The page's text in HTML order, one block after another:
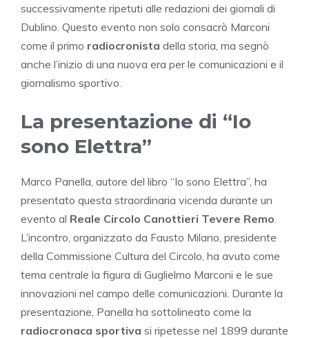
successivamente ripetuti alle redazioni dei giornali di
Dublino. Questo evento non solo consacrò Marconi
come il primo radiocronista della storia, ma segnò
anche l’inizio di una nuova era per le comunicazioni e il
giornalismo sportivo.
La presentazione di “Io
sono Elettra”
Marco Panella, autore del libro “Io sono Elettra”, ha
presentato questa straordinaria vicenda durante un
evento al Reale Circolo Canottieri Tevere Remo
L’incontro, organizzato da Fausto Milano, presidente
della Commissione Cultura del Circolo, ha avuto come
tema centrale la figura di Guglielmo Marconi e le sue
innovazioni nel campo delle comunicazioni. Durante la
presentazione, Panella ha sottolineato come la
radiocronaca sportiva si ripetesse nel 1899 durante